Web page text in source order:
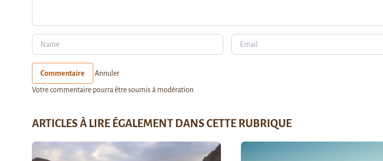
Commentaire Annuler
Votre commentaire pourra être soumis à modération.
ARTICLES À LIRE ÉGALEMENT DANS CETTE RUBRIQUE